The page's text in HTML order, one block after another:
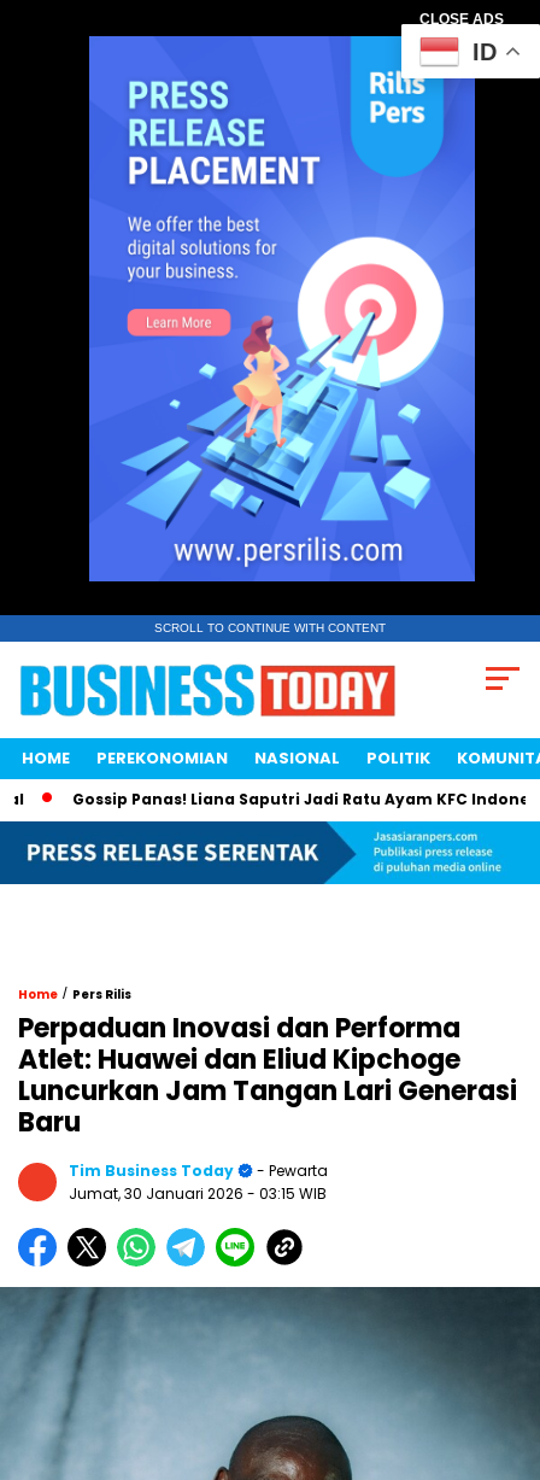
CLOSE ADS
SCROLL TO CONTINUE WITH CONTENT
HOME PEREKONOMIAN NASIONAL POLITIK
Gossip Panas! Liana Saputri Jadi Ratu Ayam KFC Indonesia?
Home / Pers Rilis
Perpaduan Inovasi dan Performa
Atlet: Huawei dan Eliud Kipchoge
Luncurkan Jam Tangan Lari Generasi
Baru
Tim Business Today
- Pewarta
Jumat, 30 Januari 2026 - 03:15 WIB
ID